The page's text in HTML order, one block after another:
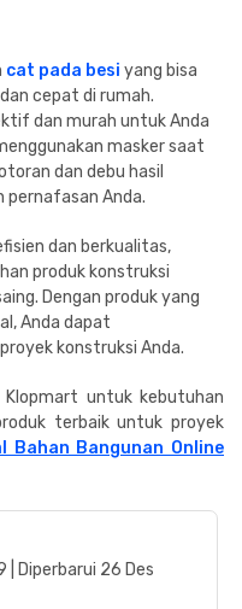
cat pada besi yang bisa
cepat di rumah.
dan murah untuk Anda
masker saat
dan debu hasil
pernafasan Anda.
dan berkualitas,
produk konstruksi
Dengan produk yang
Anda dapat
konstruksi Anda.
Klopmart untuk kebutuhan
terbaik untuk proyek
Bahan Bangunan Online
| Diperbarui 26 Des